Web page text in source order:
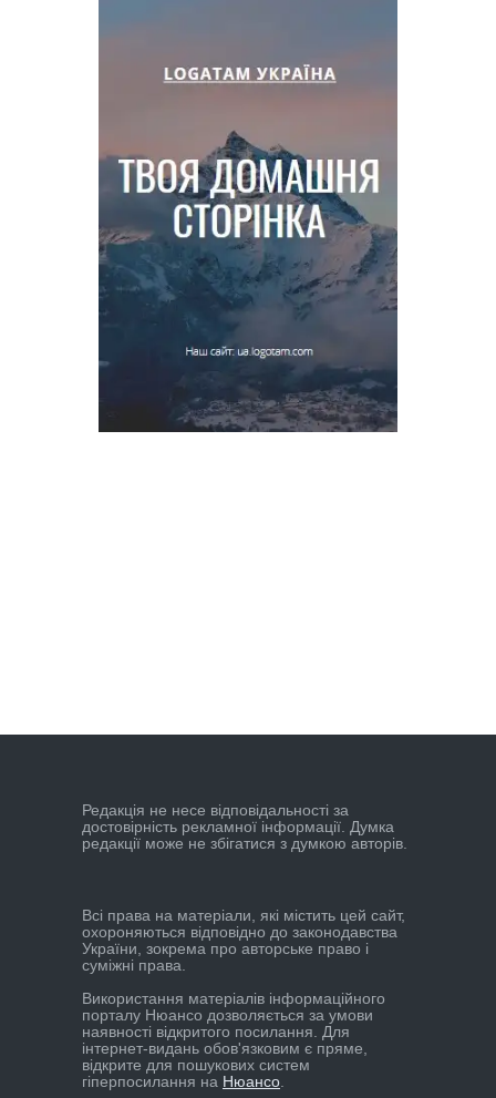
Редакцiя не несе вiдповiдальностi за
достовiрнiсть рекламної iнформацiї. Думка
редакцiї може не збiгатися з думкою авторiв.
Всі права на матеріали, які містить цей сайт,
охороняються відповідно до законодавства
України, зокрема про авторське право і
суміжні права.
Використання матеріалів інформаційного
порталу Нюансо дозволяється за умови
наявності відкритого посилання. Для
інтернет-видань обов'язковим є пряме,
відкрите для пошукових систем
гіперпосилання на Нюансо